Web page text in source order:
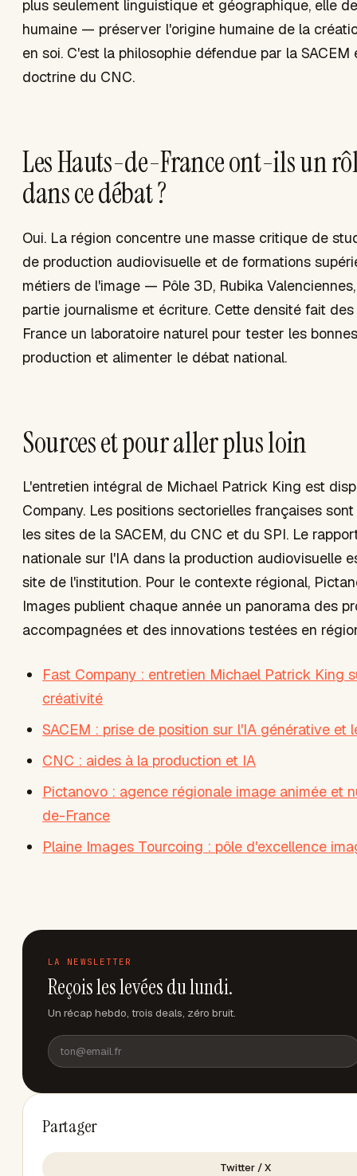
plus seulement linguistique et géographique, elle
humaine — préserver l'origine humaine de la
en soi. C'est la philosophie défendue par la
doctrine du CNC.
Les Hauts-de-France ont-ils un
dans ce débat ?
Oui. La région concentre une masse critique de
de production audiovisuelle et de formations
métiers de l'image — Pôle 3D, Rubika
partie journalisme et écriture. Cette densité fait
France un laboratoire naturel pour tester les
production et alimenter le débat national.
Sources et pour aller plus loin
L'entretien intégral de Michael Patrick King est
Company. Les positions sectorielles françaises
les sites de la SACEM, du CNC et du SPI. Le
nationale sur l'IA dans la production audiovisuelle
site de l'institution. Pour le contexte régional,
Images publient chaque année un panorama des
accompagnées et des innovations testées en
Fast Company : entretien Michael Patrick King
créativité
SACEM : prise de position sur l'IA générative et
CNC : aides à la production et IA
Pictanovo : agence régionale image animée et
de-France
Plaine Images Tourcoing : pôle d'excellence
LA NEWSLETTER
Reçois les levées du lundi.
Un récap hebdo, trois deals, zéro bruit.
Partager
Twitter / X